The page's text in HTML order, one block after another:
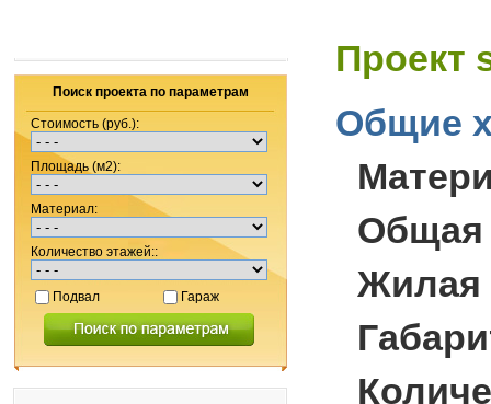
Поиск проекта по параметрам
Стоимость (руб.):
Площадь (м2):
Материал:
Количество этажей::
Подвал Гараж
Проект
Общие
Общая
Жилая